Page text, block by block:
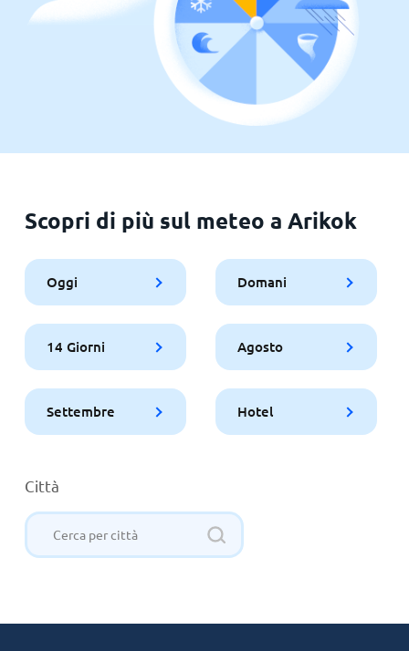
Scopri di più sul meteo a Arikok
Oggi Domani
14 Giorni Agosto
Settembre Hotel
Città